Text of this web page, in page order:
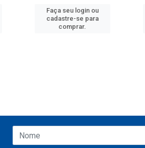
Faça seu login ou
cadastre-se para
comprar.